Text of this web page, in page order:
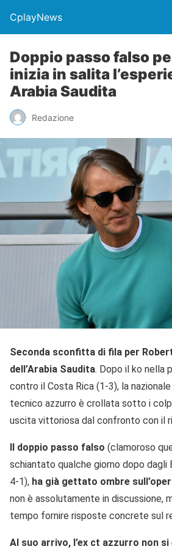
CplayNews
Doppio passo falso
inizia in salita
Arabia Saudita
Redazione
Seconda sconfitta di fila per
dell’Arabia Saudita. Dopo il ko nella
contro il Costa Rica (1-3), la
tecnico azzurro è crollata sotto i
uscita vittoriosa dal confronto con il
Il doppio passo falso (clamoroso
schiantato qualche giorno dopo dagli
4-1), ha già gettato ombre
non è assolutamente in discussione,
tempo fornire risposte concrete sul
Al suo arrivo, l’ex ct azzurro non